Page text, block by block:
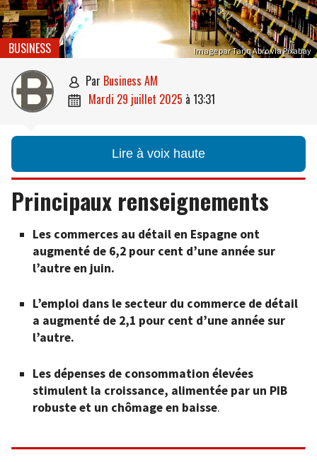
Image par Tariq Abro via Pixabay
BUSINESS
 par Business AM
 mardi 29 juillet 2025 à 13:31
Lire à voix haute
Principaux renseignements
Les commerces au détail en Espagne ont
augmenté de 6,2 pour cent d’une année sur
l’autre en juin.
L’emploi dans le secteur du commerce de détail
a augmenté de 2,1 pour cent d’une année sur
l’autre.
Les dépenses de consommation élevées
stimulent la croissance, alimentée par un PIB
robuste et un chômage en baisse.